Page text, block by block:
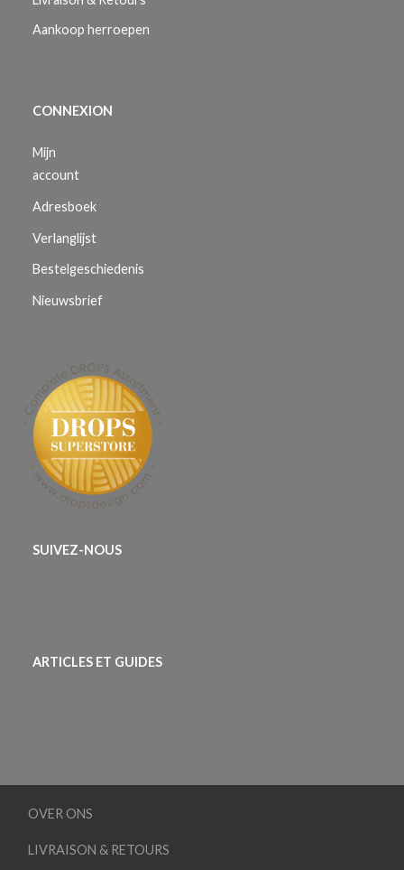
Aankoop herroepen
CONNEXION
Mijn
account
Adresboek
Verlanglijst
Bestelgeschiedenis
Nieuwsbrief
SUIVEZ-NOUS
ARTICLES ET GUIDES
OVER ONS
LIVRAISON & RETOURS